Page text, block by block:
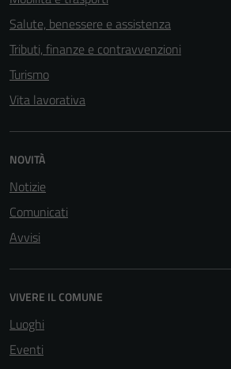
Salute, benessere e assistenza
Tributi, finanze e contravvenzioni
Turismo
Vita lavorativa
NOVITÀ
Notizie
Comunicati
Avvisi
VIVERE IL COMUNE
Luoghi
Eventi